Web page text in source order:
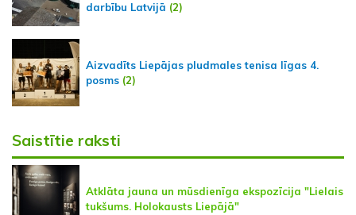
darbību Latvijā (2)
Aizvadīts Liepājas pludmales tenisa līgas 4.
posms (2)
Saistītie raksti
Atklāta jauna un mūsdienīga ekspozīcija "Lielais
tukšums. Holokausts Liepājā"